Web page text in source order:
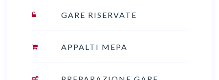
GARE RISERVATE
APPALTI MEPA